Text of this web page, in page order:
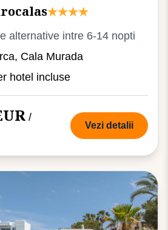
alternative intre 6-14 nopti
Cala Murada
hotel incluse
/
Vezi detalii